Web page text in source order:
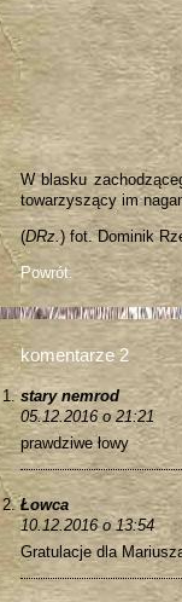
W blasku
towarzyszący im
(DRz.) fot. Dominik
Powrót.
komentarze 2
stary nemrod
05.12.2016 o 21:21
prawdziwe łowy
Łowca
10.12.2016 o 13:54
Gratulacje dla